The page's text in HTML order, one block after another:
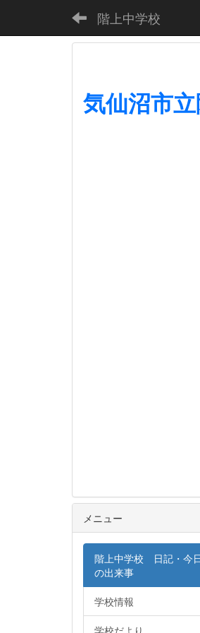
階上中学校
気仙沼市
メニュー
階上中学校 日記・今
の出来事
学校情報